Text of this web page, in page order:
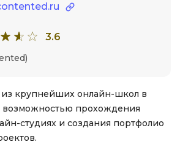
3.6
крупнейших онлайн-школ в
возможностью прохождения
студиях и создания портфолио